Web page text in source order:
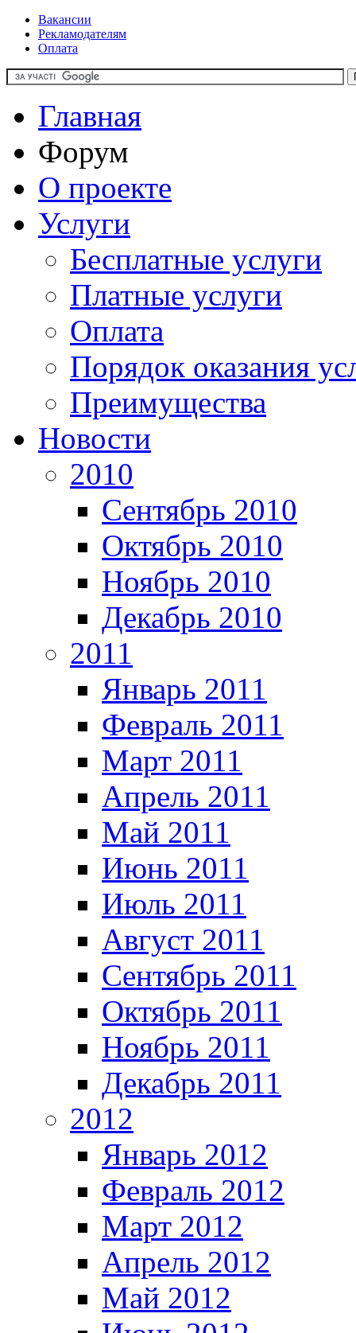
Вакансии
Рекламодателям
Оплата
Главная
Форум
О проекте
Услуги
Бесплатные услуги
Платные услуги
Оплата
Порядок оказания
Преимущества
Новости
2010
Сентябрь 2010
Октябрь 2010
Ноябрь 2010
Декабрь 2010
2011
Январь 2011
Февраль 2011
Март 2011
Апрель 2011
Май 2011
Июнь 2011
Июль 2011
Август 2011
Сентябрь 2011
Октябрь 2011
Ноябрь 2011
Декабрь 2011
2012
Январь 2012
Февраль 2012
Март 2012
Апрель 2012
Май 2012